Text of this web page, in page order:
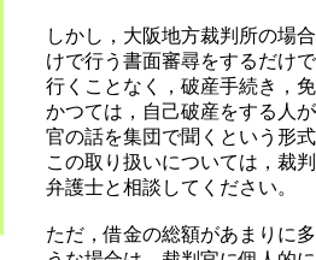
しかし，大阪地方裁判所の場
けで行う書面審尋をするだけ
行くことなく，破産手続き，
かつては，自己破産をする人
官の話を集団で聞くという形
この取り扱いについては，裁
弁護士と相談してください。
ただ，借金の総額があまりに